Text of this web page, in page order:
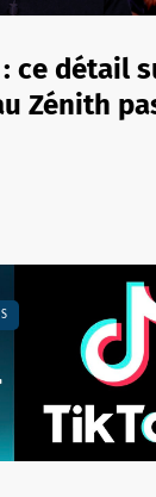
ce détail
Zénith